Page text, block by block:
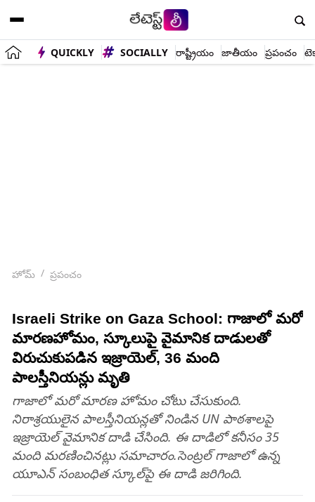
QUICKLY SOCIALLY రాష్ట్రీయం జాతీయం ప్రపంచం
హోమ్ ప్రపంచం
Israeli Strike on Gaza School: గాజాలో మరో
మారణహోమం, స్కూలుపై వైమానిక దాడులతో
విరుచుకుపడిన ఇజ్రాయెల్, 36 మంది
పాలస్తీనియన్లు మృతి
గాజాలో మరో మారణ హోమం చోటు చేసుకుంది.
నిరాశ్రయులైన పాలస్తీనియన్లతో నిండిన UN పాఠశాలపై
ఇజ్రాయెల్ వైమానిక దాడి చేసింది. ఈ దాడిలో కనీసం 35
మంది మరణించినట్లు సమాచారం.సెంట్ర‌ల్ గాజాలో ఉన్న
యూఎన్ సంబంధిత స్కూల్‌పై ఈ దాడి జరిగింది.